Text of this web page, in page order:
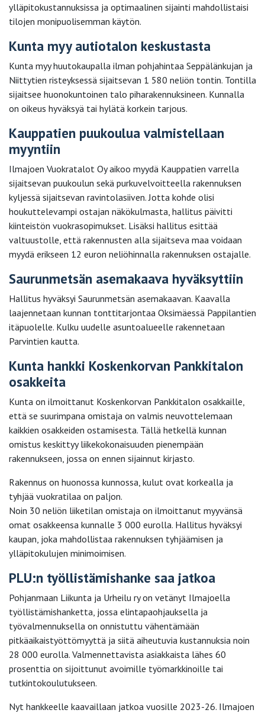
ylläpitokustannuksissa ja optimaalinen sijainti mahdollistaisi
tilojen monipuolisemman käytön.
Kunta myy autiotalon keskustasta
Kunta myy huutokaupalla ilman pohjahintaa Seppälänkujan ja
Niittytien risteyksessä sijaitsevan 1 580 neliön tontin. Tontilla
sijaitsee huonokuntoinen talo piharakennuksineen. Kunnalla
on oikeus hyväksyä tai hylätä korkein tarjous.
Kauppatien puukoulua valmistellaan
myyntiin
Ilmajoen Vuokratalot Oy aikoo myydä Kauppatien varrella
sijaitsevan puukoulun sekä purkuvelvoitteella rakennuksen
kyljessä sijaitsevan ravintolasiiven. Jotta kohde olisi
houkuttelevampi ostajan näkökulmasta, hallitus päivitti
kiinteistön vuokrasopimukset. Lisäksi hallitus esittää
valtuustolle, että rakennusten alla sijaitseva maa voidaan
myydä erikseen 12 euron neliöhinnalla rakennuksen ostajalle.
Saurunmetsän asemakaava hyväksyttiin
Hallitus hyväksyi Saurunmetsän asemakaavan. Kaavalla
laajennetaan kunnan tonttitarjontaa Oksimäessä Pappilantien
itäpuolelle. Kulku uudelle asuntoalueelle rakennetaan
Parvintien kautta.
Kunta hankki Koskenkorvan Pankkitalon
osakkeita
Kunta on ilmoittanut Koskenkorvan Pankkitalon osakkaille,
että se suurimpana omistaja on valmis neuvottelemaan
kaikkien osakkeiden ostamisesta. Tällä hetkellä kunnan
omistus keskittyy liikekokonaisuuden pienempään
rakennukseen, jossa on ennen sijainnut kirjasto.
Rakennus on huonossa kunnossa, kulut ovat korkealla ja
tyhjää vuokratilaa on paljon.
Noin 30 neliön liiketilan omistaja on ilmoittanut myyvänsä
omat osakkeensa kunnalle 3 000 eurolla. Hallitus hyväksyi
kaupan, joka mahdollistaa rakennuksen tyhjäämisen ja
ylläpitokulujen minimoimisen.
PLU:n työllistämishanke saa jatkoa
Pohjanmaan Liikunta ja Urheilu ry on vetänyt Ilmajoella
työllistämishanketta, jossa elintapaohjauksella ja
työvalmennuksella on onnistuttu vähentämään
pitkäaikaistyöttömyyttä ja siitä aiheutuvia kustannuksia noin
28 000 eurolla. Valmennettavista asiakkaista lähes 60
prosenttia on sijoittunut avoimille työmarkkinoille tai
tutkintokoulutukseen.
Nyt hankkeelle kaavaillaan jatkoa vuosille 2023-26. Ilmajoen